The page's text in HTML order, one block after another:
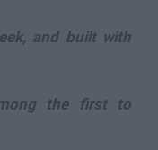
and built with
the first to